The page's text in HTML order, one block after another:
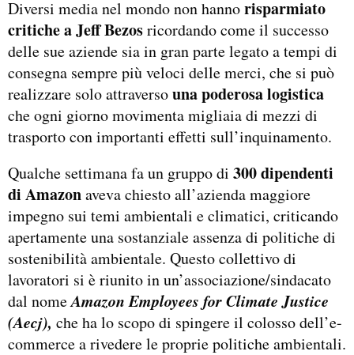
Diversi media nel mondo non hannorisparmiato
critiche a Jeff Bezosricordando come il successo
delle sue aziende sia in gran parte legato a tempi di
consegna sempre più veloci delle merci, che si può
realizzare solo attraversouna poderosa logistica
che ogni giorno movimenta migliaia di mezzi di
trasporto con importanti effetti sull’inquinamento.
Qualche settimana fa un gruppo di 300 dipendenti
di Amazonaveva chiesto all’azienda maggiore
impegno sui temi ambientali e climatici, criticando
apertamente una sostanziale assenza di politiche di
sostenibilità ambientale. Questo collettivo di
lavoratori si è riunito in un’associazione/sindacato
dal nomeAmazon Employees for Climate Justice
(Aecj), che ha lo scopo di spingere il colosso dell’e-
commerce a rivedere le proprie politiche ambientali.